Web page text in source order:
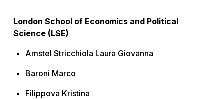
London School of Economics and Political
Science (LSE)
Amstel Stricchiola Laura Giovanna
Baroni Marco
Filippova Kristina